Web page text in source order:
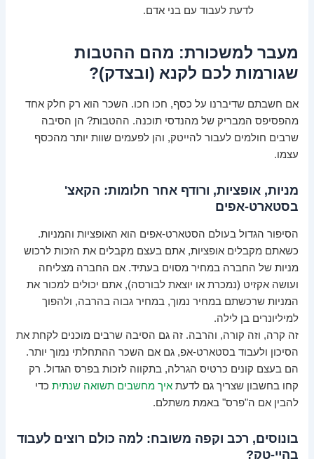
לדעת לעבוד עם בני אדם.
מעבר למשכורת: מהם ההטבות
שגורמות לכם לקנא (ובצדק)?
אם חשבתם שדיברנו על כסף, חכו חכו. השכר הוא רק חלק אחד
מהפסיפס המבריק של מהנדסי תוכנה. ההטבות? הן הסיבה
שרבים חולמים לעבור להייטק, והן לפעמים שוות יותר מהכסף
עצמו.
מניות, אופציות, ורודף אחר חלומות: הקאצ'
בסטארט-אפים
הסיפור הגדול בעולם הסטארט-אפים הוא האופציות והמניות.
כשאתם מקבלים אופציות, אתם בעצם מקבלים את הזכות לרכוש
מניות של החברה במחיר מסוים בעתיד. אם החברה מצליחה
ועושה אקזיט (נמכרת או יוצאת לבורסה), אתם יכולים למכור את
המניות שרכשתם במחיר נמוך, במחיר גבוה בהרבה, ולהפוך
למיליונרים בן לילה.
זה קרה, וזה קורה, והרבה. זה גם הסיבה שרבים מוכנים לקחת את
הסיכון ולעבוד בסטארט-אפ, גם אם השכר ההתחלתי נמוך יותר.
הם בעצם קונים כרטיס הגרלה, בתקווה לזכות בפרס הגדול. רק
קחו בחשבון שצריך גם לדעתאיך מחשבים תשואה שנתית כדי
להבין אם ה"פרס" באמת משתלם.
בונוסים, רכב וקפה משובח: למה כולם רוצים לעבוד
בהיי-טק?